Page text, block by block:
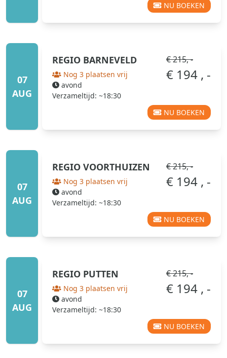
NU BOEKEN
07
AUG
REGIO BARNEVELD
Nog 3 plaatsen vrij
avond
Verzameltijd: ~18:30
€ 215, -
€ 194 , -
NU BOEKEN
07
AUG
REGIO VOORTHUIZEN
Nog 3 plaatsen vrij
avond
Verzameltijd: ~18:30
€ 215, -
€ 194 , -
NU BOEKEN
07
AUG
REGIO PUTTEN
Nog 3 plaatsen vrij
avond
Verzameltijd: ~18:30
€ 215, -
€ 194 , -
NU BOEKEN